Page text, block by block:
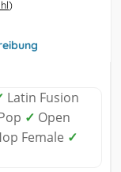
)
Latin Fusion
✓ Open
Female ✓